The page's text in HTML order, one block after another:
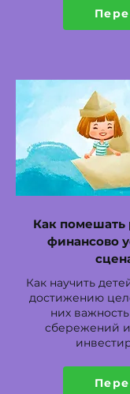
Как помешать
финансово
Как научить
достижению
них
сбережений